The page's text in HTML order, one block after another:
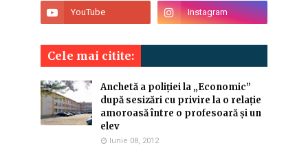
Cele mai citite:
Anchetă a poliției la „Economic”
după sesizări cu privire la o relație
amoroasă între o profesoară și un
elev
Iunie 08, 2012